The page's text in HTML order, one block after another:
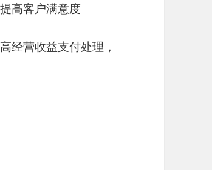
高客户满意度
经营收益支付处理，